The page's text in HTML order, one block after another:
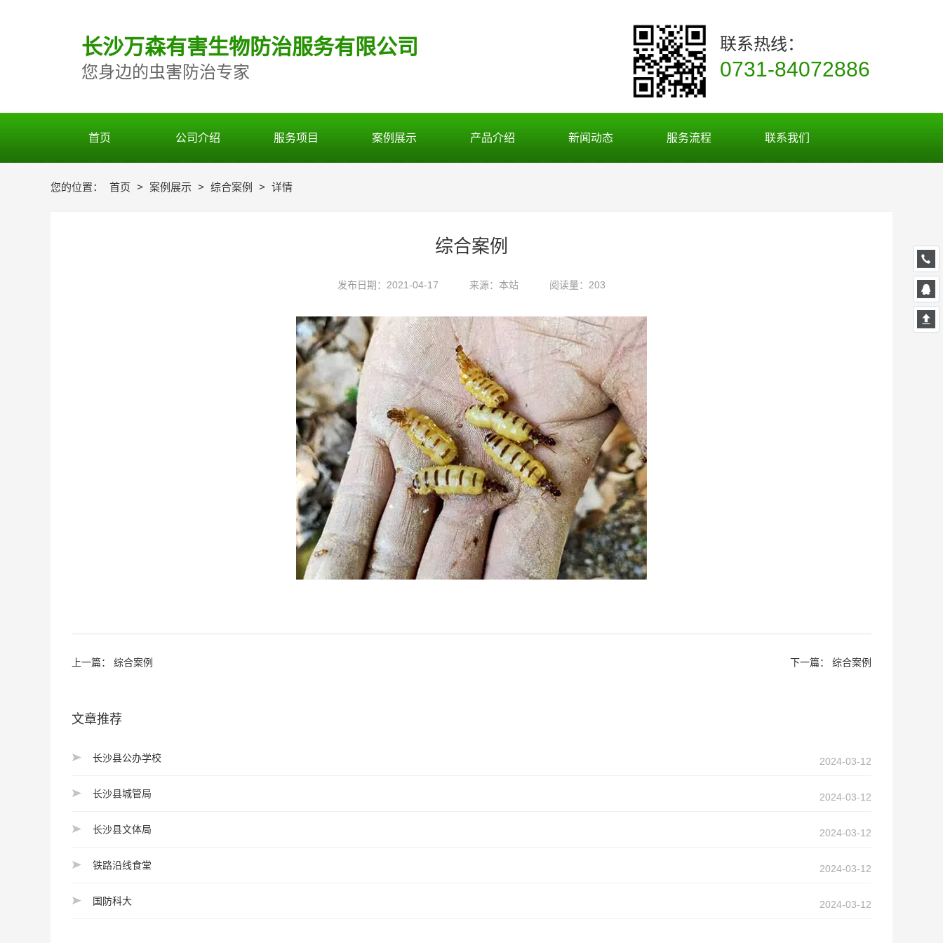
首页 公司介绍 服务项目 案例展示 产品介绍 新闻动态 服务流程 联系我们
联系热线：
长沙万森有害生物防治服务有限公司
您身边的虫害防治专家 0731-84072886
您的位置： 首页 > 案例展示 > 综合案例 > 详情
综合案例
发布日期：2021-04-17 来源：本站 阅读量：203
上一篇： 综合案例 下一篇： 综合案例
文章推荐
长沙县公办学校 2024-03-12
长沙县城管局 2024-03-12
长沙县文体局 2024-03-12
铁路沿线食堂 2024-03-12
国防科大 2024-03-12